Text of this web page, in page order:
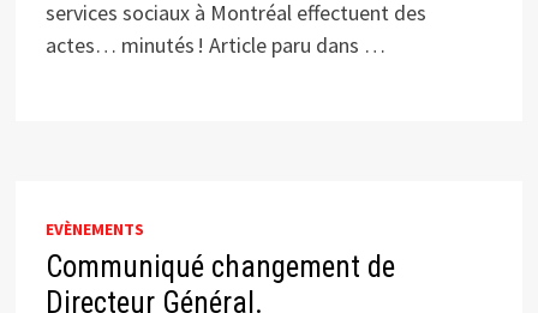
services sociaux à Montréal effectuent des
actes… minutés ! Article paru dans …
EVÈNEMENTS
Communiqué changement de
Directeur Général.